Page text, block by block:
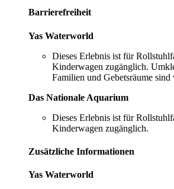
Barrierefreiheit
Yas Waterworld
Dieses Erlebnis ist für
Kinderwagen zugänglich.
Familien und Gebetsräume sind
Das Nationale Aquarium
Dieses Erlebnis ist für
Kinderwagen zugänglich.
Zusätzliche Informationen
Yas Waterworld